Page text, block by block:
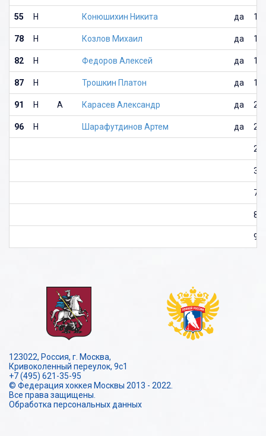
55 Н Конюшихин Никита да 10
78 Н Козлов Михаил да 11
82 Н Федоров Алексей да 14
87 Н Трошкин Платон да 19
91 Н А Карасев Александр да 21
96 Н Шарафутдинов Артем да 24
27
37
72
89
97
123022, Россия, г. Москва,
Кривоколенный переулок, 9с1
+7 (495) 621-35-95
© Федерация хоккея Москвы 2013 - 2022.
Все права защищены.
Обработка персональных данных